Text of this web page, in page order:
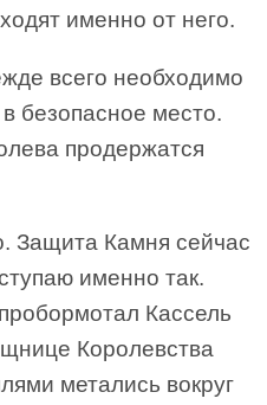
именно от него.
всего необходимо
безопасное место.
продержатся
Защита Камня сейчас
именно так.
Кассель
Королевства
метались вокруг